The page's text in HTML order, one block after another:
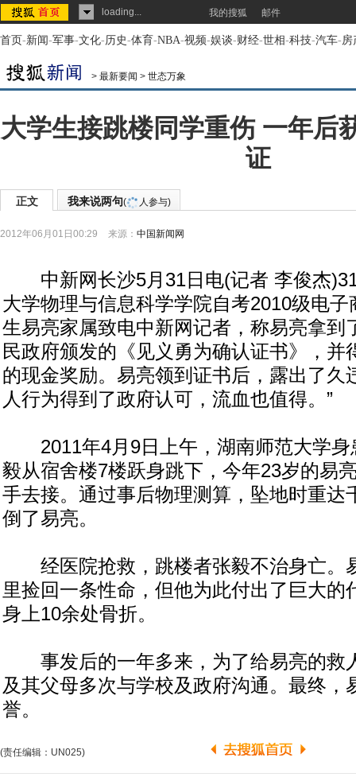
loading... 我的搜狐 邮件
首页-新闻-军事-文化-历史-体育-NBA-视频-娱谈-财经-世相-科技-汽车-房
> 最新要闻 > 世态万象
大学生接跳楼同学重伤 一年后
证
正文 我来说两句( 人参与)
2012年06月01日00:29 来源： 中国新闻网
中新网长沙5月31日电(记者 李俊杰
大学物理与信息科学学院自考2010级电
生易亮家属致电中新网记者，称易亮拿到
民政府颁发的《见义勇为确认证书》，并
的现金奖励。易亮领到证书后，露出了久
人行为得到了政府认可，流血也值得。”
2011年4月9日上午，湖南师范大学身
毅从宿舍楼7楼跃身跳下，今年23岁的易
手去接。通过事后物理测算，坠地时重达
倒了易亮。
经医院抢救，跳楼者张毅不治身亡。
里捡回一条性命，但他为此付出了巨大的
身上10余处骨折。
事发后的一年多来，为了给易亮的救
及其父母多次与学校及政府沟通。最终，
誉。
(责任编辑：UN025)